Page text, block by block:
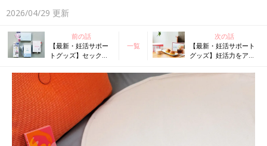
2026/04/29 更新
前の話
【最新・妊活サポー
トグッズ】セックス
婦人科クリニックで
注目のLOX検査が自
宅でできる!? 驚きグ
ッズ続々
一覧
次の話
【最新・妊活サポート
グッズ】妊活力をアッ
ざなりになりがちな“栄